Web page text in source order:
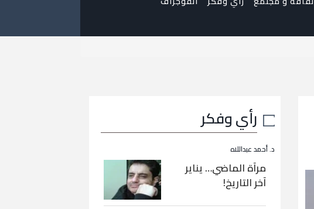
رأي وفكر
د. أحمد عبداللاه
مرآة الماضي… يناير
آخر التاريخ!